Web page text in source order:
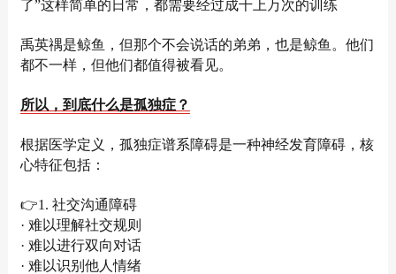
了”这样简单的日常，都需要经过成千上万次的训练
禹英禑是鲸鱼，但那个不会说话的弟弟，也是鲸鱼。他们
都不一样，但他们都值得被看见。
所以，到底什么是孤独症？
根据医学定义，孤独症谱系障碍是一种神经发育障碍，核
心特征包括：
👉1. 社交沟通障碍
· 难以理解社交规则
· 难以进行双向对话
· 难以识别他人情绪